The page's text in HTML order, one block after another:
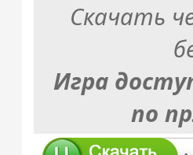
Скачать
Игра
по